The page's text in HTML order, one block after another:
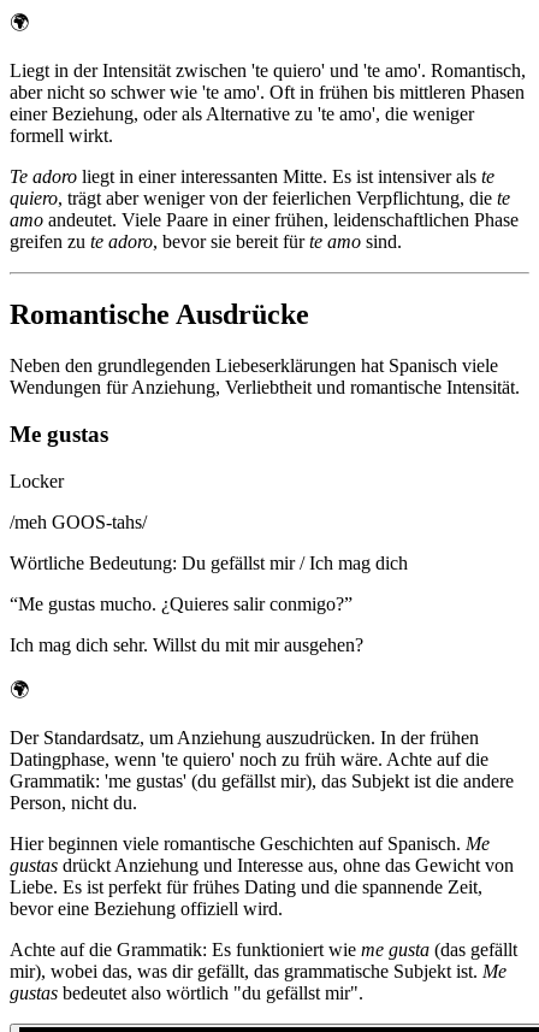
🌍
Liegt in der Intensität zwischen 'te quiero' und 'te amo'. Romantisch,
aber nicht so schwer wie 'te amo'. Oft in frühen bis mittleren Phasen
einer Beziehung, oder als Alternative zu 'te amo', die weniger
formell wirkt.
Te adoro liegt in einer interessanten Mitte. Es ist intensiver als te
quiero, trägt aber weniger von der feierlichen Verpflichtung, die te
amo andeutet. Viele Paare in einer frühen, leidenschaftlichen Phase
greifen zu te adoro, bevor sie bereit fürte amo sind.
Romantische Ausdrücke
Neben den grundlegenden Liebeserklärungen hat Spanisch viele
Wendungen für Anziehung, Verliebtheit und romantische Intensität.
Me gustas
Locker
/meh GOOS-tahs/
Wörtliche Bedeutung: Du gefällst mir / Ich mag dich
“Me gustas mucho. ¿Quieres salir conmigo?”
Ich mag dich sehr. Willst du mit mir ausgehen?
🌍
Der Standardsatz, um Anziehung auszudrücken. In der frühen
Datingphase, wenn 'te quiero' noch zu früh wäre. Achte auf die
Grammatik: 'me gustas' (du gefällst mir), das Subjekt ist die andere
Person, nicht du.
Hier beginnen viele romantische Geschichten auf Spanisch. Me
gustas drückt Anziehung und Interesse aus, ohne das Gewicht von
Liebe. Es ist perfekt für frühes Dating und die spannende Zeit,
bevor eine Beziehung offiziell wird.
Achte auf die Grammatik: Es funktioniert wie me gusta (das gefällt
mir), wobei das, was dir gefällt, das grammatische Subjekt ist. Me
gustas bedeutet also wörtlich "du gefällst mir".